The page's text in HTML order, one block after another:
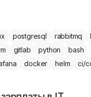
postgresql rabbitmq
gitlab python
bash
docker helm ci/